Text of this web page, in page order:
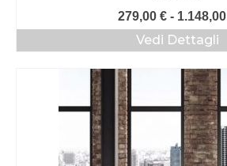
279,00 € - 1.148,00
Vedi Dettagli